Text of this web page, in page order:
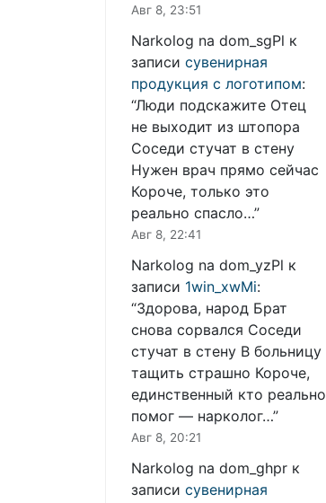
Авг 8, 23:51
Narkolog na dom_sgPl к
записи сувенирная
продукция с логотипом:
“Люди подскажите Отец
не выходит из штопора
Соседи стучат в стену
Нужен врач прямо сейчас
Короче, только это
реально спасло…”
Авг 8, 22:41
Narkolog na dom_yzPl к
записи 1win_xwMi:
“Здорова, народ Брат
снова сорвался Соседи
стучат в стену В больницу
тащить страшно Короче,
единственный кто реально
помог — нарколог…”
Авг 8, 20:21
Narkolog na dom_ghpr к
записи сувенирная